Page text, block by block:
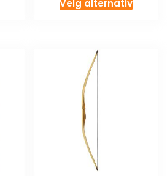
Velg alternativ